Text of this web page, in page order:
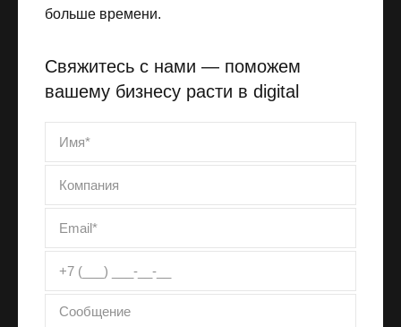
больше времени.
Свяжитесь с нами — поможем
вашему бизнесу расти в digital